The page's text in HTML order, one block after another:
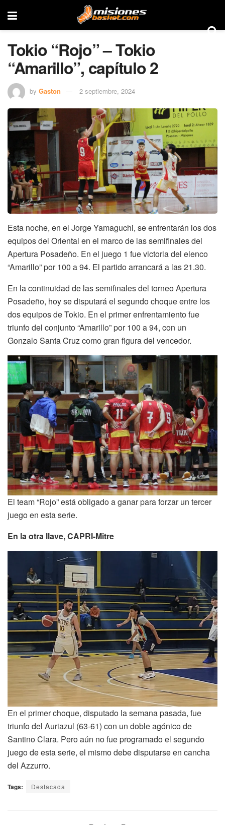
Tokio “Rojo” – Tokio
“Amarillo”, capítulo 2
by Gaston 2 septiembre, 2024
Esta noche, en el Jorge Yamaguchi, se enfrentarán los dos
equipos del Oriental en el marco de las semifinales del
Apertura Posadeño. En el juego 1 fue victoria del elenco
“Amarillo” por 100 a 94. El partido arrancará a las 21.30.
En la continuidad de las semifinales del torneo Apertura
Posadeño, hoy se disputará el segundo choque entre los
dos equipos de Tokio. En el primer enfrentamiento fue
triunfo del conjunto “Amarillo” por 100 a 94, con un
Gonzalo Santa Cruz como gran figura del vencedor.
El team “Rojo” está obligado a ganar para forzar un tercer
juego en esta serie.
En la otra llave, CAPRI-Mitre
En el primer choque, disputado la semana pasada, fue
triunfo del Auriazul (63-61) con un doble agónico de
Santino Clara. Pero aún no fue programado el segundo
juego de esta serie, el mismo debe disputarse en cancha
del Azzurro.
Tags: Destacada